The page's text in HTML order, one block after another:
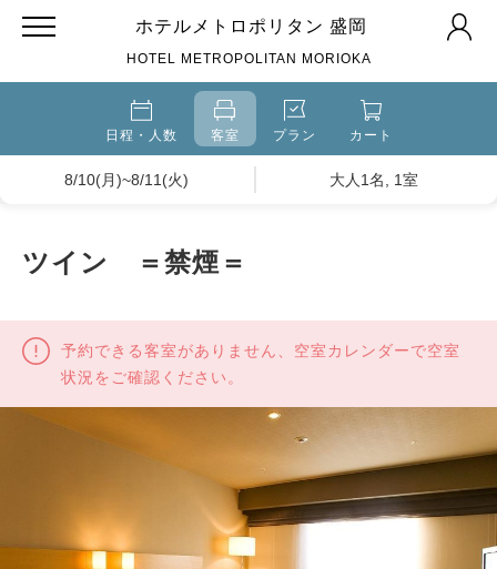
ホテルメトロポリタン 盛岡
HOTEL METROPOLITAN MORIOKA
日程・人数 客室 プラン カート
8/10(月)~8/11(火) 大人1名, 1室
ツイン ＝禁煙＝
予約できる客室がありません、空室カレンダーで空室
状況をご確認ください。